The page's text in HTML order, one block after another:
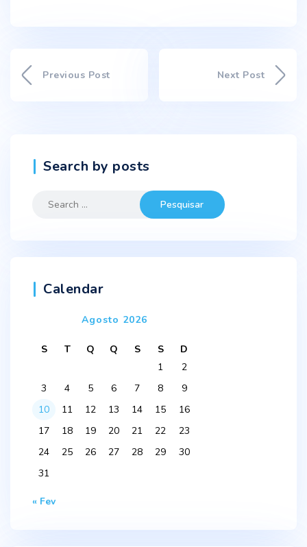
Previous Post Next Post
Search by posts
Search
Calendar
Agosto 2026
S T Q Q S S
D
1
2
3
4 5 6 7 8
9
10
11 12 13 14 15
16
17
18 19 20 21 22
23
24
25 26 27 28 29
30
31
« Fev